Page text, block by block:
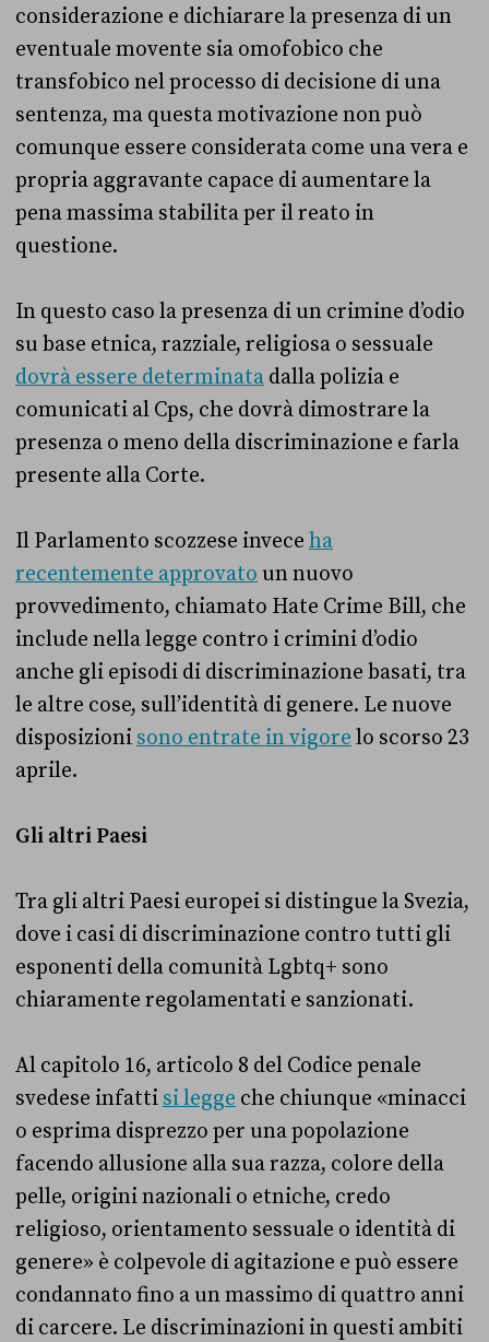
considerazione e dichiarare la presenza di un
eventuale movente sia omofobico che
transfobico nel processo di decisione di una
sentenza, ma questa motivazione non può
comunque essere considerata come una vera e
propria aggravante capace di aumentare la
pena massima stabilita per il reato in
questione.
In questo caso la presenza di un crimine d’odio
su base etnica, razziale, religiosa o sessuale
dovrà essere determinata dalla polizia e
comunicati al Cps, che dovrà dimostrare la
presenza o meno della discriminazione e farla
presente alla Corte.
Il Parlamento scozzese invece ha
recentemente approvato un nuovo
provvedimento, chiamato Hate Crime Bill, che
include nella legge contro i crimini d’odio
anche gli episodi di discriminazione basati, tra
le altre cose, sull’identità di genere. Le nuove
disposizioni sono entrate in vigore lo scorso 23
aprile.
Gli altri Paesi
Tra gli altri Paesi europei si distingue la Svezia,
dove i casi di discriminazione contro tutti gli
esponenti della comunità Lgbtq+ sono
chiaramente regolamentati e sanzionati.
Al capitolo 16, articolo 8 del Codice penale
svedese infatti si legge che chiunque «minacci
o esprima disprezzo per una popolazione
facendo allusione alla sua razza, colore della
pelle, origini nazionali o etniche, credo
religioso, orientamento sessuale o identità di
genere» è colpevole di agitazione e può essere
condannato fino a un massimo di quattro anni
di carcere. Le discriminazioni in questi ambiti